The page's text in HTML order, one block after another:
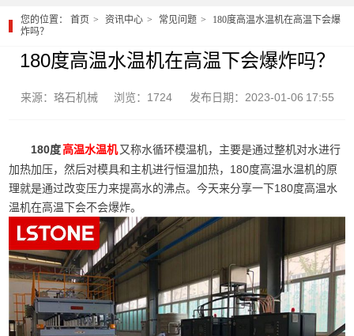
您的位置：首页 资讯中心 常见问题
180度高温水温机在高温下会爆
炸吗？
180度高温水温机在高温下会爆炸吗？
来源：珞石机械 浏览：1724 发布日期：2023-01-06 17:55
180度 高温水温机又称水循环模温机，主要是通过整机对水进行
加热加压，然后对模具和主机进行恒温加热，180度高温水温机的原
理就是通过改变压力来提高水的沸点。今天来分享一下180度高温水
温机在高温下会不会爆炸。